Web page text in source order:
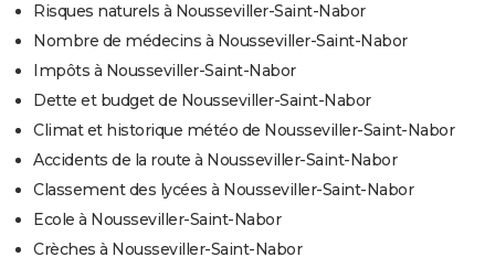
Risques naturels à Nousseviller-Saint-Nabor
Nombre de médecins à Nousseviller-Saint-Nabor
Impôts à Nousseviller-Saint-Nabor
Dette et budget de Nousseviller-Saint-Nabor
Climat et historique météo de Nousseviller-Saint-Nabor
Accidents de la route à Nousseviller-Saint-Nabor
Classement des lycées à Nousseviller-Saint-Nabor
Ecole à Nousseviller-Saint-Nabor
Crèches à Nousseviller-Saint-Nabor